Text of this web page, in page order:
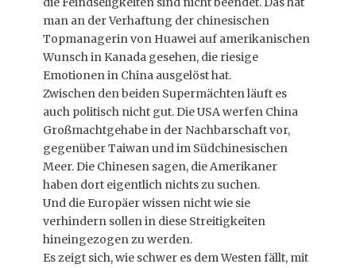
man an der Verhaftung der chinesischen
Topmanagerin von Huawei auf amerikanischen
Wunsch in Kanada gesehen, die riesige
Emotionen in China ausgelöst hat.
Zwischen den beiden Supermächten läuft es
auch politisch nicht gut. Die USA werfen China
Großmachtgehabe in der Nachbarschaft vor,
gegenüber Taiwan und im Südchinesischen
Meer. Die Chinesen sagen, die Amerikaner
haben dort eigentlich nichts zu suchen.
Und die Europäer wissen nicht wie sie
verhindern sollen in diese Streitigkeiten
hineingezogen zu werden.
Es zeigt sich, wie schwer es dem Westen fällt, mit